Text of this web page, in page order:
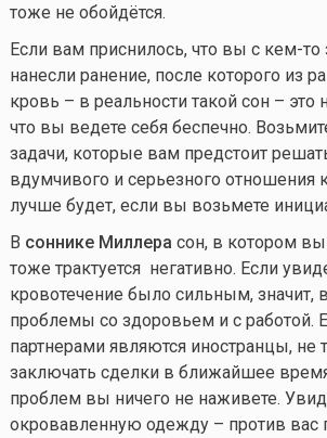
тоже не обойдётся.
Если вам приснилось, что вы с кем-то
нанесли ранение, после которого из
кровь – в реальности такой сон – это
что вы ведете себя беспечно.
задачи, которые вам предстоит
вдумчивого и серьезного отношения
лучше будет, если вы возьмете
В соннике Миллера сон, в котором
тоже трактуется негативно. Если
кровотечение было сильным, значит,
проблемы со здоровьем и с работой.
партнерами являются иностранцы, не
заключать сделки в ближайшее
проблем вы ничего не наживете.
окровавленную одежду – против вас